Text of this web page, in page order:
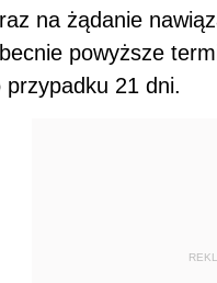
na żądanie
powyższe
21 dni.